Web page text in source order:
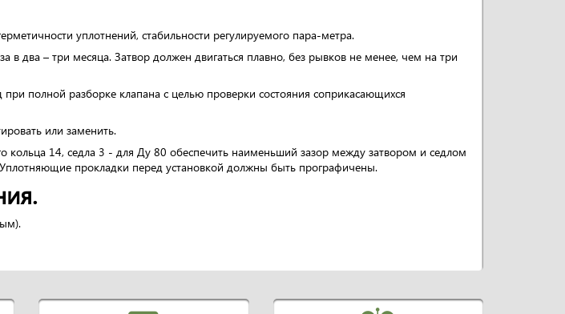
уплотнений, стабильности регулируемого пара-метра.
два – три месяца. Затвор должен двигаться плавно, без рывков не менее, чем на три
полной разборке клапана с целью проверки состояния соприкасающихся
или заменить.
кольца 14, седла 3 - для Ду 80 обеспечить наименьший зазор между затвором и седлом
прокладки перед установкой должны быть прографичены.